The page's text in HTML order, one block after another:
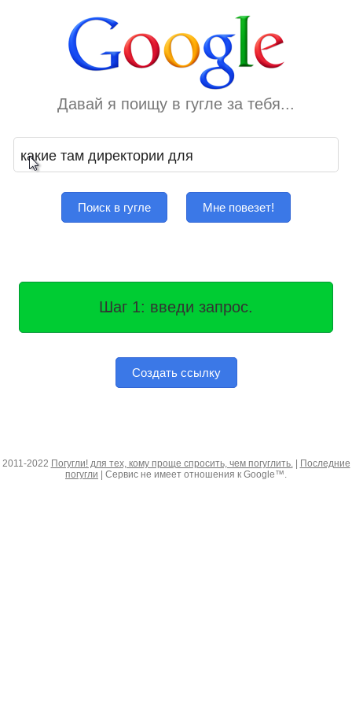
Давай я поищу в гугле за тебя...
Поиск в гугле Мне повезет!
Шаг 1: введи запрос.
Создать ссылку
2011-2022 Погугли! для тех, кому проще спросить, чем погуглить.|
Последние
погугли | Сервис не имеет отношения к Google™.